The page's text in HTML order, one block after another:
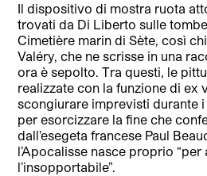
Il dispositivo di mostra ruota
trovati da Di Liberto sulle
Cimetière marin di Sète, così
Valéry, che ne scrisse in una
ora è sepolto. Tra questi, le
realizzate con la funzione di ex
scongiurare imprevisti durante
per esorcizzare la fine che
dall’esegeta francese Paul
l’Apocalisse nasce proprio
l’insopportabile”.